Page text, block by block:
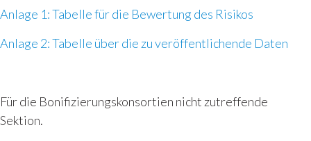
Anlage 1: Tabelle für die Bewertung des Risikos
Anlage 2: Tabelle über die zu veröffentlichende Daten
Für die Bonifizierungskonsortien nicht zutreffende
Sektion.